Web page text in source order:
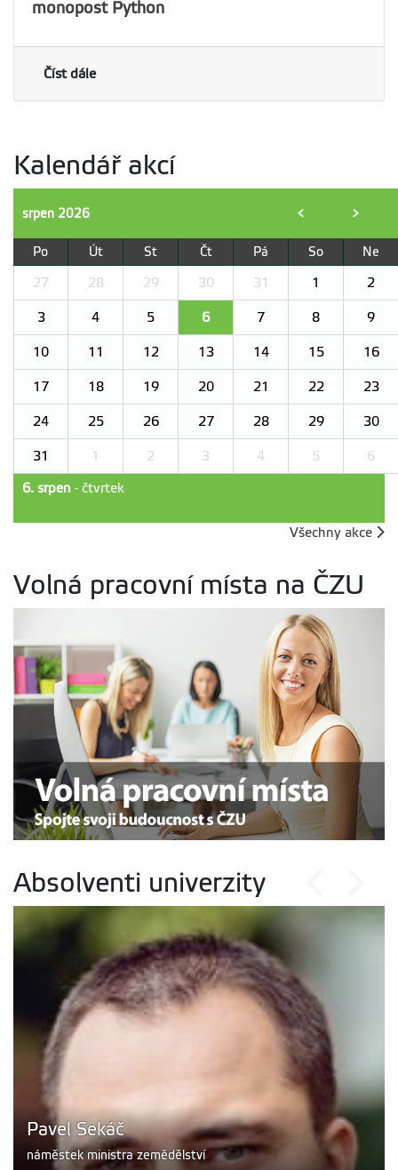
monopost Python
Číst dále
Kalendář akcí
srpen 2026 < >
Po Út St Čt Pá So Ne
27 28 29 30 31 1 2
3 4 5 6 7 8 9
10 11 12 13 14 15 16
17 18 19 20 21 22 23
24 25 26 27 28 29 30
31 1 2 3 4 5 6
6. srpen - čtvrtek
Všechny akce
Volná pracovní místa na ČZU
Absolventi univerzity
Pavel Sekáč
náměstek ministra zemědělství